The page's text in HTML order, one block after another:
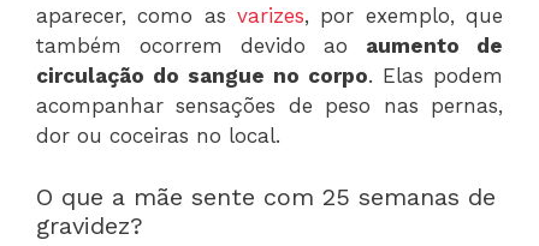
aparecer, como as varizes, por exemplo, que
também ocorrem devido ao aumento de
circulação do sangue no corpo. Elas podem
acompanhar sensações de peso nas pernas,
dor ou coceiras no local.
O que a mãe sente com 25 semanas de
gravidez?